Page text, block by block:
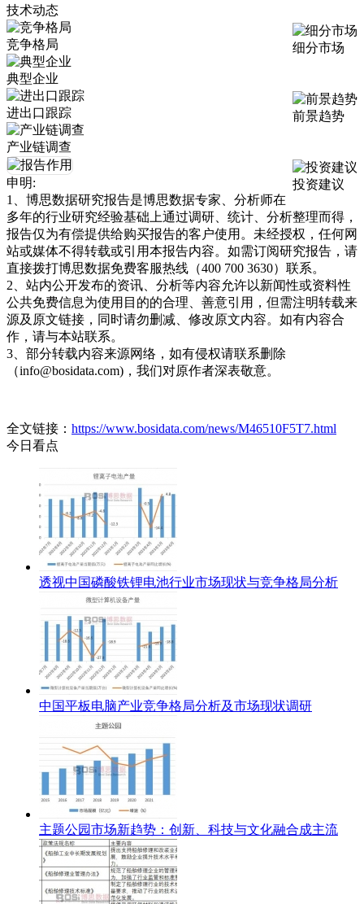
技术动态
细分市场
竞争格局
典型企业
前景趋势
进出口跟踪
产业链调查
投资建议
申明:
1、博思数据研究报告是博思数据专家、分析师在
多年的行业研究经验基础上通过调研、统计、分析整理而得，
报告仅为有偿提供给购买报告的客户使用。未经授权，任何网
站或媒体不得转载或引用本报告内容。如需订阅研究报告，请
直接拨打博思数据免费客服热线（400 700 3630）联系。
2、站内公开发布的资讯、分析等内容允许以新闻性或资料性
公共免费信息为使用目的的合理、善意引用，但需注明转载来
源及原文链接，同时请勿删减、修改原文内容。如有内容合
作，请与本站联系。
3、部分转载内容来源网络，如有侵权请联系删除
（info@bosidata.com)，我们对原作者深表敬意。
全文链接： https://www.bosidata.com/news/M46510F5T7.html
今日看点
透视中国磷酸铁锂电池行业市场现状与竞争格局分析
中国平板电脑产业竞争格局分析及市场现状调研
主题公园市场新趋势：创新、科技与文化融合成主流